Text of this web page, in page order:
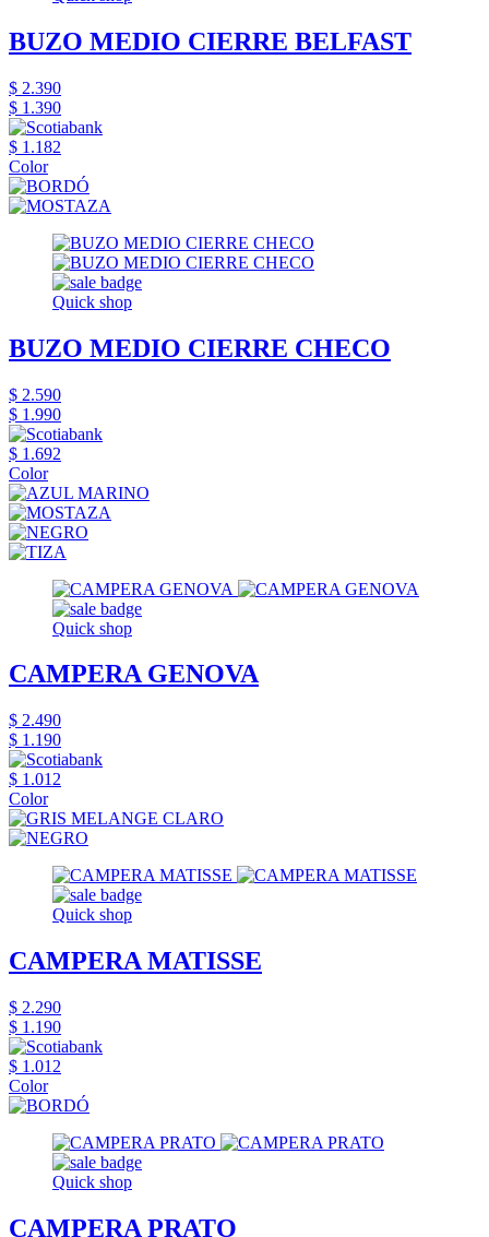
BUZO MEDIO CIERRE BELFAST
$ 2.390
$ 1.390
$ 1.182
Color
Quick shop
BUZO MEDIO CIERRE CHECO
$ 2.590
$ 1.990
$ 1.692
Color
Quick shop
CAMPERA GENOVA
$ 2.490
$ 1.190
$ 1.012
Color
Quick shop
CAMPERA MATISSE
$ 2.290
$ 1.190
$ 1.012
Color
Quick shop
CAMPERA PRATO